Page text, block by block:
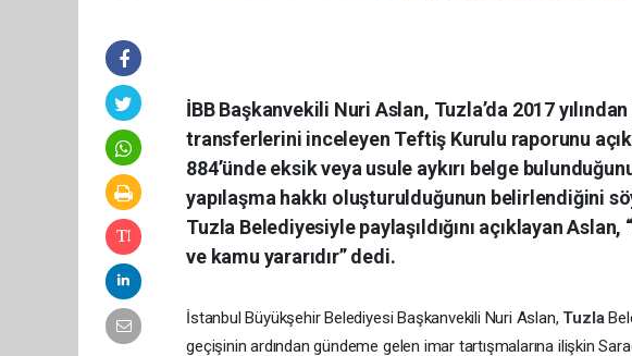
İBB Başkanvekili Nuri Aslan, Tuzla’da 2017
transferlerini inceleyen Teftiş Kurulu raporunu
884’ünde eksik veya usule aykırı belge
yapılaşma hakkı oluşturulduğunun belirlendiğini
Tuzla Belediyesiyle paylaşıldığını açıklayan
ve kamu yararıdır” dedi.
İstanbul Büyükşehir Belediyesi Başkanvekili Nuri Aslan, Tuzla
geçişinin ardından gündeme gelen imar tartışmalarına ilişkin